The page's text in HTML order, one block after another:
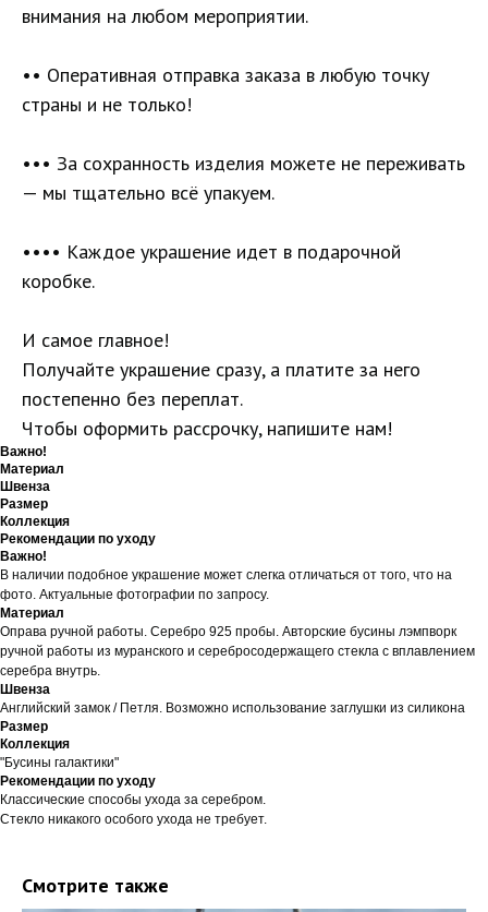
внимания на любом мероприятии.
•• Оперативная отправка заказа в любую точку
страны и не только!
••• За сохранность изделия можете не переживать
— мы тщательно всё упакуем.
•••• Каждое украшение идет в подарочной
коробке.
И самое главное!
Получайте украшение сразу, а платите за него
постепенно без переплат.
Чтобы оформить рассрочку, напишите нам!
Важно!
Материал
Швенза
Размер
Коллекция
Рекомендации по уходу
Важно!
В наличии подобное украшение может слегка отличаться от того, что на
фото. Актуальные фотографии по запросу.
Материал
Оправа ручной работы. Серебро 925 пробы. Авторские бусины лэмпворк
ручной работы из муранского и серебросодержащего стекла с вплавлением
серебра внутрь.
Швенза
Английский замок / Петля. Возможно использование заглушки из силикона
Размер
Коллекция
"Бусины галактики"
Рекомендации по уходу
Классические способы ухода за серебром.
Стекло никакого особого ухода не требует.
Смотрите также